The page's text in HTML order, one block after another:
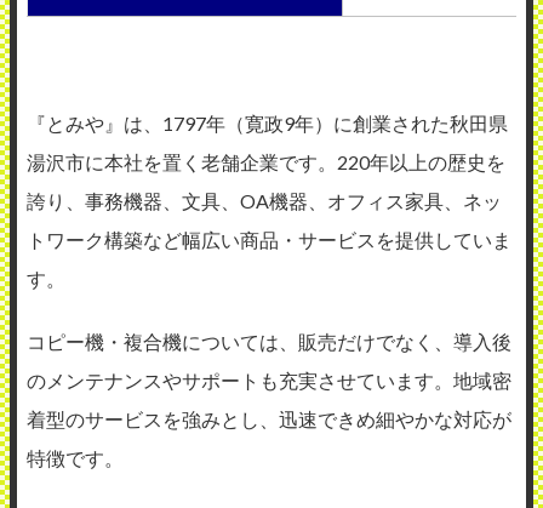
『とみや』は、1797年（寛政9年）に創業された秋田県
湯沢市に本社を置く老舗企業です。220年以上の歴史を
誇り、事務機器、文具、OA機器、オフィス家具、ネッ
トワーク構築など幅広い商品・サービスを提供していま
す。
コピー機・複合機については、販売だけでなく、導入後
のメンテナンスやサポートも充実させています。地域密
着型のサービスを強みとし、迅速できめ細やかな対応が
特徴です。